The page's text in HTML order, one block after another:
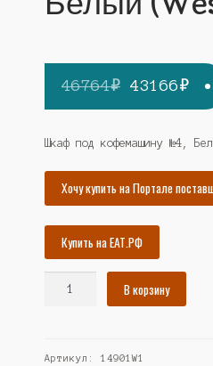
46764₽
цена
46764₽.
43166₽
Шкаф под кофемашину №4,
Хочу купить на Портале
Купить на ЕАТ.РФ
кофемашину
В корзину
Артикул:14901W1